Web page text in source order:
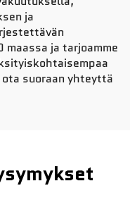
ja
ja tarjoamme
suoraan yhteyttä